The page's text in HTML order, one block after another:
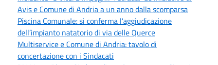
Avis e Comune di Andria a un anno dalla scomparsa
Piscina Comunale: si conferma l’aggiudicazione
dell’impianto natatorio di via delle Querce
Multiservice e Comune di Andria: tavolo di
concertazione con i Sindacati